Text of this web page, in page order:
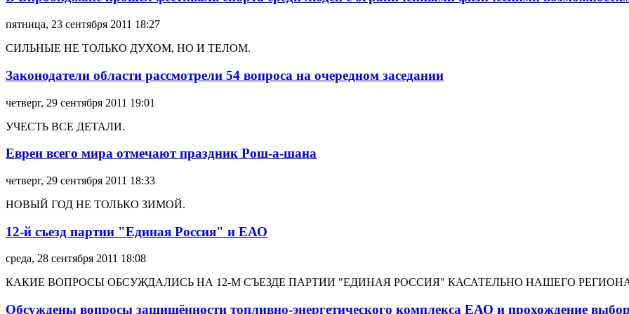
пятница, 23 сентября 2011 18:27
СИЛЬНЫЕ НЕ ТОЛЬКО ДУХОМ, НО И ТЕЛОМ.
Законодатели области рассмотрели 54 вопроса на очередном заседании
четверг, 29 сентября 2011 19:01
УЧЕСТЬ ВСЕ ДЕТАЛИ.
Евреи всего мира отмечают праздник Рош-а-шана
четверг, 29 сентября 2011 18:33
НОВЫЙ ГОД НЕ ТОЛЬКО ЗИМОЙ.
12-й съезд партии "Единая Россия" и ЕАО
среда, 28 сентября 2011 18:08
КАКИЕ ВОПРОСЫ ОБСУЖДАЛИСЬ НА 12-М СЪЕЗДЕ ПАРТИИ "ЕДИНАЯ РОССИЯ" КАСАТЕЛЬНО НАШЕГО
Обсуждены вопросы защищённости топливно-энергетического комплекса ЕАО и прохождение